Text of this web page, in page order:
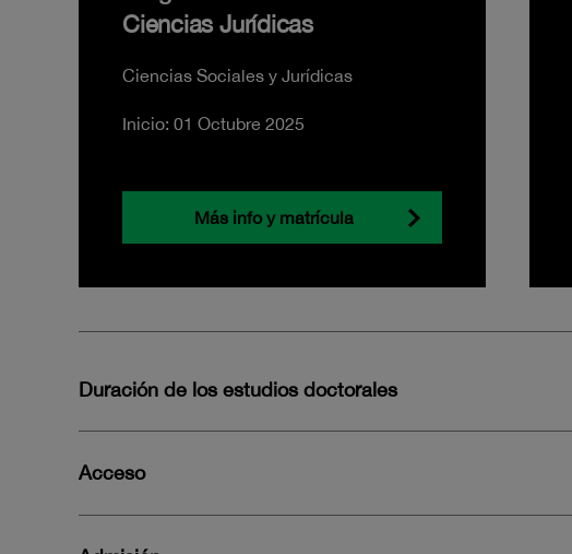
Ciencias Jurídicas
Ciencias Sociales y Jurídicas
Inicio: 01 Octubre 2025
Más info y matrícula
Duración de los estudios doctorales
Acceso